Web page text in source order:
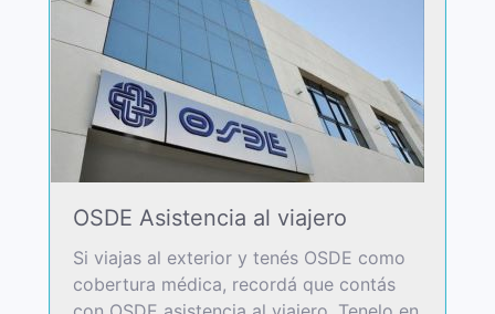
OSDE Asistencia al viajero
Si viajas al exterior y tenés OSDE como
cobertura médica, recordá que contás